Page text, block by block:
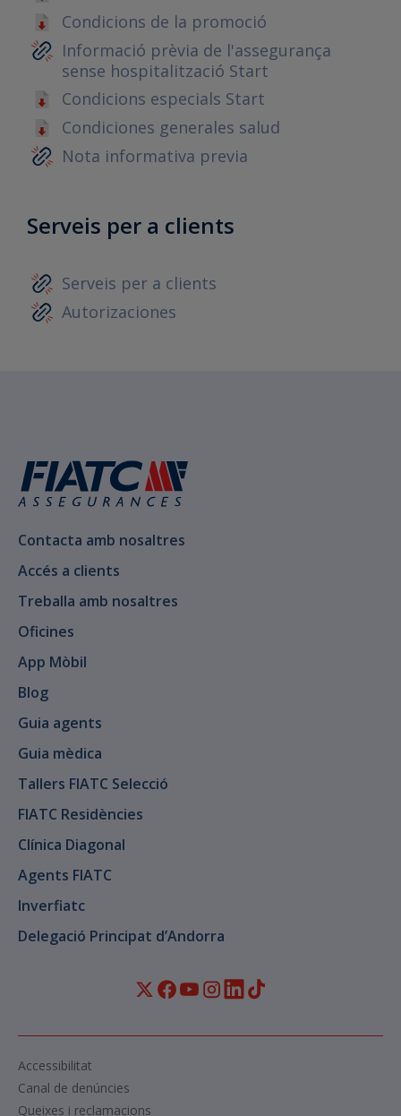
Condicions de la promoció
Informació prèvia de l'assegurança
sense hospitalització Start
Condicions especials Start
Condiciones generales salud
Nota informativa previa
Serveis per a clients
Serveis per a clients
Autorizaciones
Contacta amb nosaltres
Accés a clients
Treballa amb nosaltres
Oficines
App Mòbil
Blog
Guia agents
Guia mèdica
Tallers FIATC Selecció
FIATC Residències
Clínica Diagonal
Agents FIATC
Inverfiatc
Delegació Principat d’Andorra
Queixes i reclamacions
Canal de denúncies
Accessibilitat